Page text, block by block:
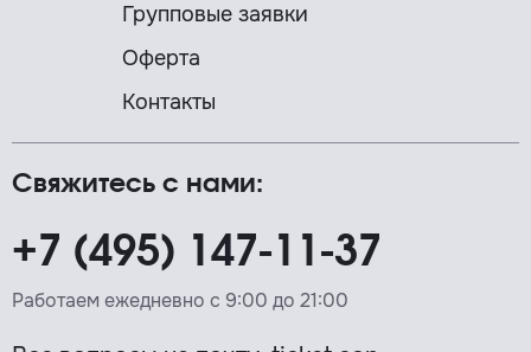
Свяжитесь с нами:
+7 (495) 147-11-37
Работаем ежедневно с 9:00 до 21:00
Групповые заявки
Оферта
Контакты